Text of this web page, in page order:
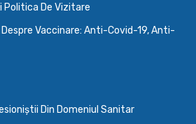
Politica De Vizitare
Vaccinare: Anti-Covid-19, Anti-
Din Domeniul Sanitar